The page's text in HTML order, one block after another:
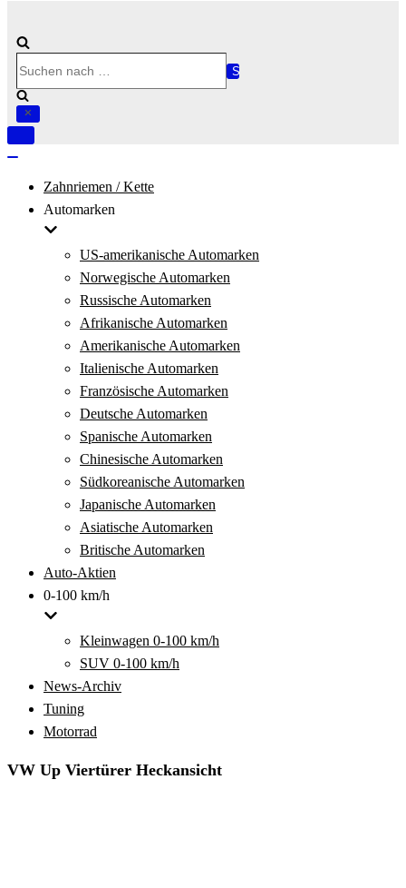
nach …
Navigation
Zahnriemen / Kette
Automarken
US-amerikanische Automarken
Norwegische Automarken
Russische Automarken
Afrikanische Automarken
Amerikanische Automarken
Italienische Automarken
Französische Automarken
Deutsche Automarken
Spanische Automarken
Chinesische Automarken
Südkoreanische Automarken
Japanische Automarken
Asiatische Automarken
Britische Automarken
Auto-Aktien
0-100 km/h
Kleinwagen 0-100 km/h
SUV 0-100 km/h
News-Archiv
Tuning
Motorrad
VW Up Viertürer Heckansicht